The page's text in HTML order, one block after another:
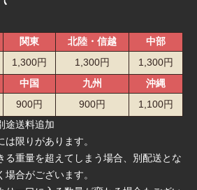
関東 北陸・信越
中部
1,300円 1,300円
1,300円
中国 九州
沖縄
900円 900円
1,100円
途送料追加
限りがあります。
る重量を超えてしまう場合、別配送とな
場合がございます。